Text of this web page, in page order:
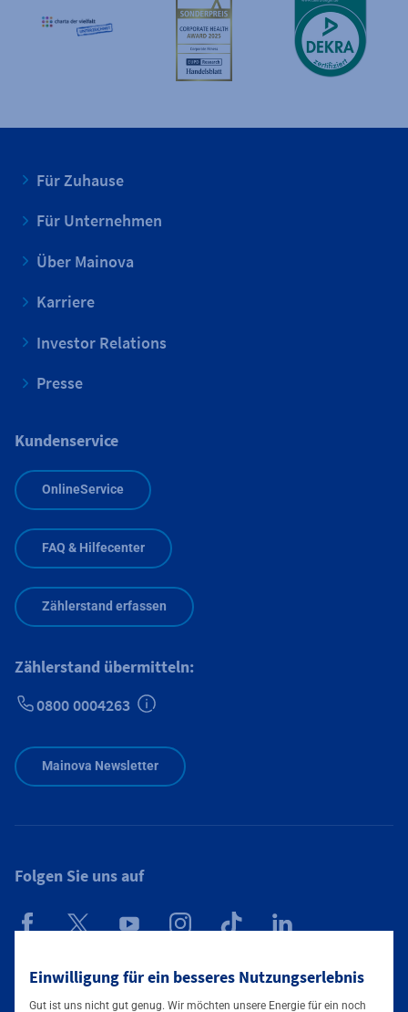
Einwilligung für ein besseres Nutzungserlebnis
Gut ist uns nicht gut genug. Wir möchten unsere Energie für ein noch
Für Zuhause
Für Unternehmen
Über Mainova
Karriere
Investor Relations
Presse
Kundenservice
OnlineService
FAQ & Hilfecenter
Zählerstand erfassen
Zählerstand übermitteln:
0800 0004263
Mainova Newsletter
Folgen Sie uns auf
Mainova App